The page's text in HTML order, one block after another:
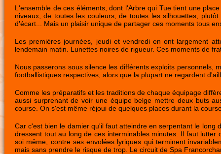
L'ensemble de ces éléments, dont l'Arbre qui Tue tient une
niveaux, de toutes les couleurs, de toutes les silhouettes,
d'écart... Mais un plaisir unique de partager ces moments tous
Les premières journées, jeudi et vendredi en ont largement
lendemain matin. Lunettes noires de rigueur. Ces moments de
Nous passerons sous silence les différents exploits personnels,
footballistiques respectives, alors que la plupart ne regardent
Comme les préparatifs et les traditions de chaque équipage
aussi surprenant de voir une équipe belge mettre deux buts
course. On s'est même réjoui de quelques places durant la
Car c'est bien le damier qu'il faut atteindre en serpentant le
dressent tout au long de ces interminables minutes. Il faut
soi même, contre ses envolées lyriques qui terminent
mais sans prendre le risque de trop. Le circuit de Spa